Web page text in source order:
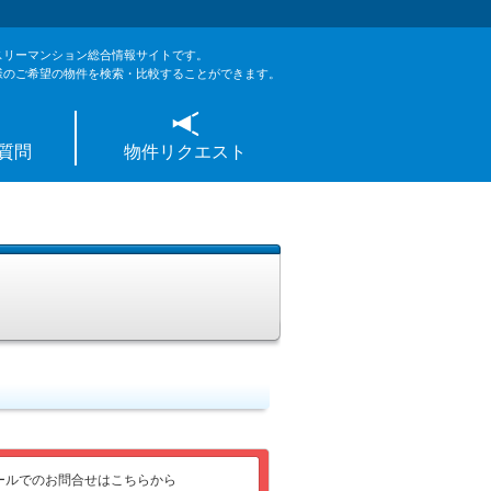
ーマンション総合情報サイトです。
ご希望の物件を検索・比較することができます。
問 物件リクエスト
ルでのお問合せはこちらから